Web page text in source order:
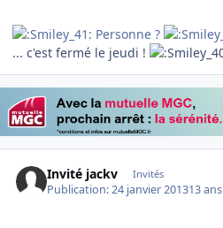
Personne ?
... c'est fermé le jeudi !
Invité jackv Invités
Publication:24 janvier 201313 ans